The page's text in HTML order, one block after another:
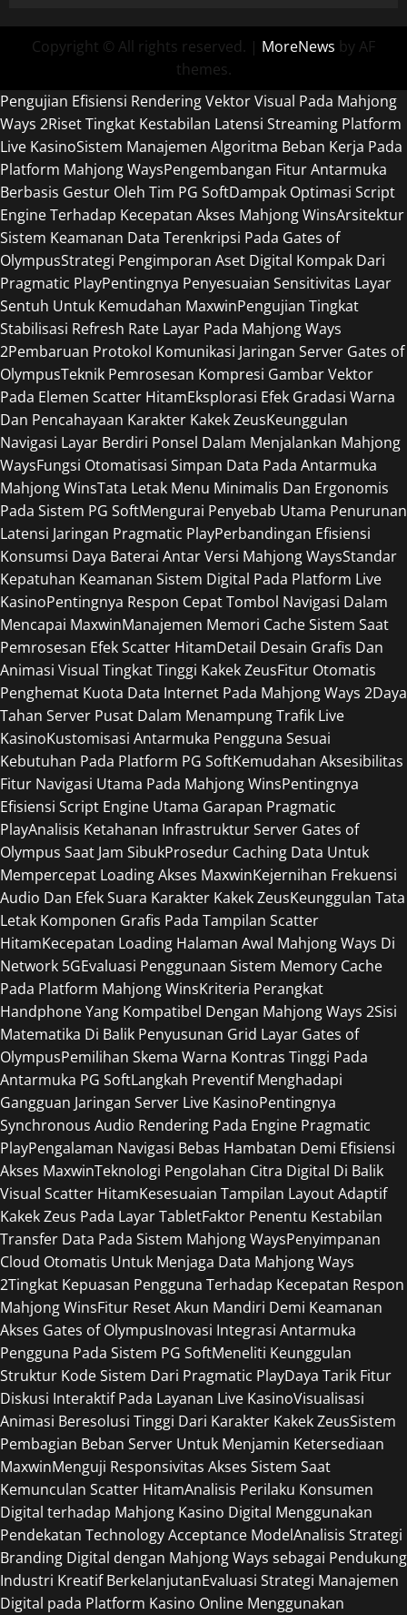
Copyright © All rights reserved. | MoreNews by AF
themes.
Pengujian Efisiensi Rendering Vektor Visual Pada Mahjong
Ways 2Riset Tingkat Kestabilan Latensi Streaming Platform
Live KasinoSistem Manajemen Algoritma Beban Kerja Pada
Platform Mahjong WaysPengembangan Fitur Antarmuka
Berbasis Gestur Oleh Tim PG SoftDampak Optimasi Script
Engine Terhadap Kecepatan Akses Mahjong WinsArsitektur
Sistem Keamanan Data Terenkripsi Pada Gates of
OlympusStrategi Pengimporan Aset Digital Kompak Dari
Pragmatic PlayPentingnya Penyesuaian Sensitivitas Layar
Sentuh Untuk Kemudahan MaxwinPengujian Tingkat
Stabilisasi Refresh Rate Layar Pada Mahjong Ways
2Pembaruan Protokol Komunikasi Jaringan Server Gates of
OlympusTeknik Pemrosesan Kompresi Gambar Vektor
Pada Elemen Scatter HitamEksplorasi Efek Gradasi Warna
Dan Pencahayaan Karakter Kakek ZeusKeunggulan
Navigasi Layar Berdiri Ponsel Dalam Menjalankan Mahjong
WaysFungsi Otomatisasi Simpan Data Pada Antarmuka
Mahjong WinsTata Letak Menu Minimalis Dan Ergonomis
Pada Sistem PG SoftMengurai Penyebab Utama Penurunan
Latensi Jaringan Pragmatic PlayPerbandingan Efisiensi
Konsumsi Daya Baterai Antar Versi Mahjong WaysStandar
Kepatuhan Keamanan Sistem Digital Pada Platform Live
KasinoPentingnya Respon Cepat Tombol Navigasi Dalam
Mencapai MaxwinManajemen Memori Cache Sistem Saat
Pemrosesan Efek Scatter HitamDetail Desain Grafis Dan
Animasi Visual Tingkat Tinggi Kakek ZeusFitur Otomatis
Penghemat Kuota Data Internet Pada Mahjong Ways 2Daya
Tahan Server Pusat Dalam Menampung Trafik Live
KasinoKustomisasi Antarmuka Pengguna Sesuai
Kebutuhan Pada Platform PG SoftKemudahan Aksesibilitas
Fitur Navigasi Utama Pada Mahjong WinsPentingnya
Efisiensi Script Engine Utama Garapan Pragmatic
PlayAnalisis Ketahanan Infrastruktur Server Gates of
Olympus Saat Jam SibukProsedur Caching Data Untuk
Mempercepat Loading Akses MaxwinKejernihan Frekuensi
Audio Dan Efek Suara Karakter Kakek ZeusKeunggulan Tata
Letak Komponen Grafis Pada Tampilan Scatter
HitamKecepatan Loading Halaman Awal Mahjong Ways Di
Network 5GEvaluasi Penggunaan Sistem Memory Cache
Pada Platform Mahjong WinsKriteria Perangkat
Handphone Yang Kompatibel Dengan Mahjong Ways 2Sisi
Matematika Di Balik Penyusunan Grid Layar Gates of
OlympusPemilihan Skema Warna Kontras Tinggi Pada
Antarmuka PG SoftLangkah Preventif Menghadapi
Gangguan Jaringan Server Live KasinoPentingnya
Synchronous Audio Rendering Pada Engine Pragmatic
PlayPengalaman Navigasi Bebas Hambatan Demi Efisiensi
Akses MaxwinTeknologi Pengolahan Citra Digital Di Balik
Visual Scatter HitamKesesuaian Tampilan Layout Adaptif
Kakek Zeus Pada Layar TabletFaktor Penentu Kestabilan
Transfer Data Pada Sistem Mahjong WaysPenyimpanan
Cloud Otomatis Untuk Menjaga Data Mahjong Ways
2Tingkat Kepuasan Pengguna Terhadap Kecepatan Respon
Mahjong WinsFitur Reset Akun Mandiri Demi Keamanan
Akses Gates of OlympusInovasi Integrasi Antarmuka
Pengguna Pada Sistem PG SoftMeneliti Keunggulan
Struktur Kode Sistem Dari Pragmatic PlayDaya Tarik Fitur
Diskusi Interaktif Pada Layanan Live KasinoVisualisasi
Animasi Beresolusi Tinggi Dari Karakter Kakek ZeusSistem
Pembagian Beban Server Untuk Menjamin Ketersediaan
MaxwinMenguji Responsivitas Akses Sistem Saat
Kemunculan Scatter HitamAnalisis Perilaku Konsumen
Digital terhadap Mahjong Kasino Digital Menggunakan
Pendekatan Technology Acceptance ModelAnalisis Strategi
Branding Digital dengan Mahjong Ways sebagai Pendukung
Industri Kreatif BerkelanjutanEvaluasi Strategi Manajemen
Digital pada Platform Kasino Online Menggunakan